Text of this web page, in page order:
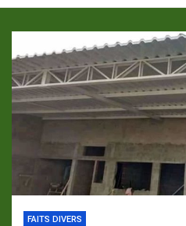
FAITS DIVERS
p